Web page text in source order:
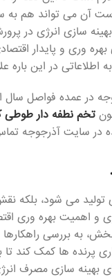
آن می تواند هم به
سازی انرژی در
وری و پایدار
در این باره
در عمده فواصل سال
تخم نطفه دار طوطی
در سایت آذرجوجه
تولید می شود،
و اهمیت بهره
به بررسی راهکارها
پرنده ها کمک کند تا
سازی مصرف